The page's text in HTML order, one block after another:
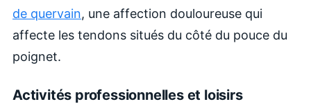
de quervain, une affection douloureuse qui
affecte les tendons situés du côté du pouce du
poignet.
Activités professionnelles et loisirs